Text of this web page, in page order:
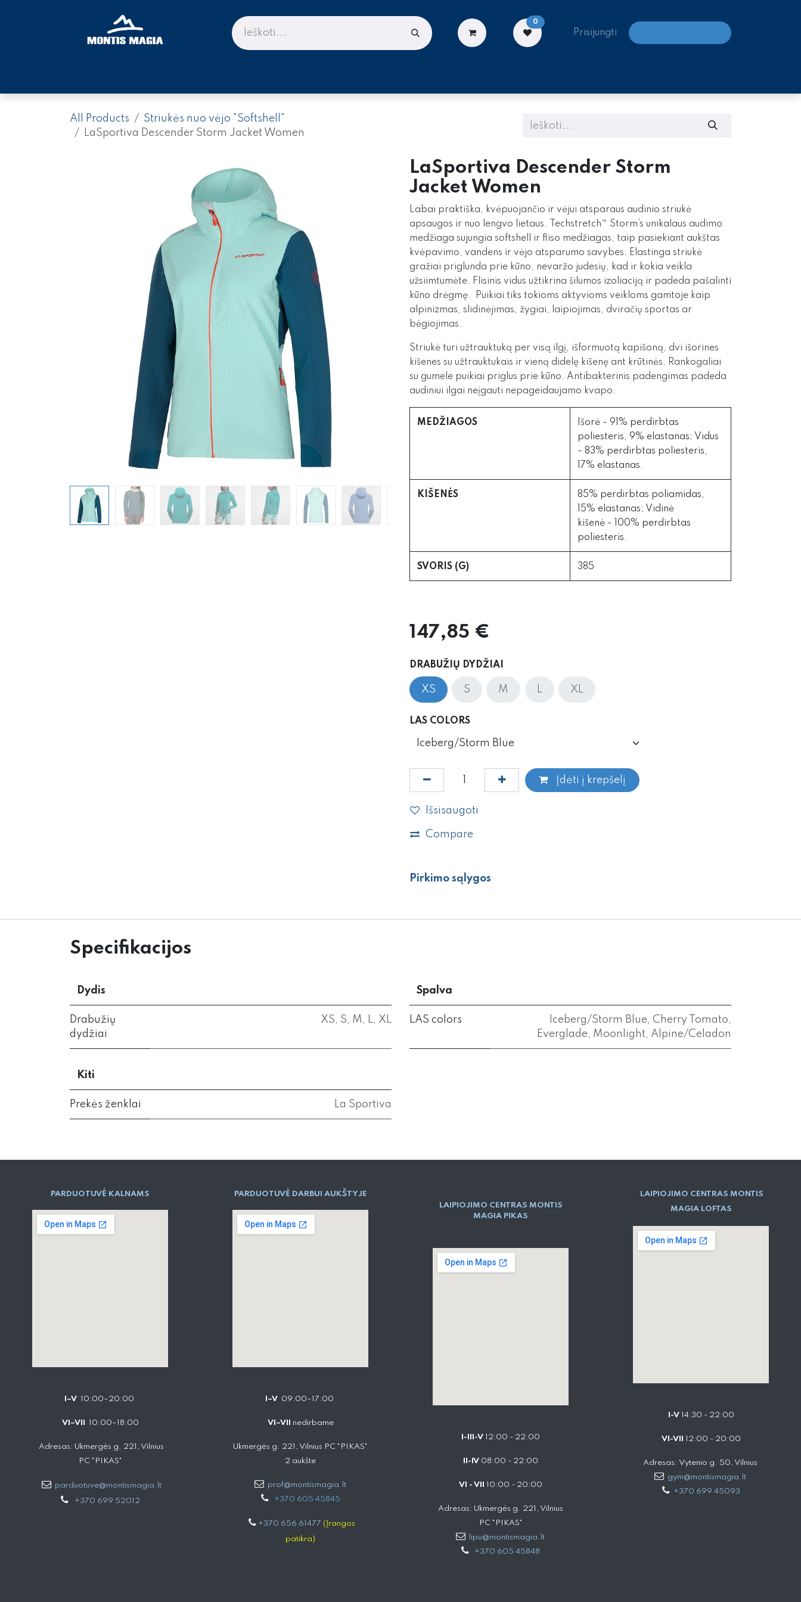
0
Prisijungti
All Products
Striukės nuo vėjo "Softshell"
LaSportiva Descender Storm Jacket Women
LaSportiva Descender Storm
Jacket Women
Labai praktiška, kvėpuojančio ir vėjui atsparaus audinio striukė
apsaugos ir nuo lengvo lietaus.
Techstretch™ Storm’s unikalaus audimo
medžiaga sujungia softshell ir fliso medžiagas, taip pasiekiant aukštas
kvėpavimo, vandens ir vėjo atsparumo savybes. E lastinga striukė
gražiai priglunda prie kūno, nevaržo judesių, kad ir kokia veikla
užsiimtumėte. Flisinis vidus užtikrina šilumos izoliaciją ir padeda pašalinti
kūno drėgmę.
Puikiai tiks tokioms aktyvioms veikloms gamtoje kaip
alpinizmas, slidinėjimas, žygiai, laipiojimas, dviračių sportas ar
bėgiojimas.
Striukė turi užtrauktuką per visą ilgį, išformuotą kapišoną, dvi išorines
kišenes su užtrauktukais ir vieną didelę kišenę ant krūtinės. Rankogaliai
su gumele puikiai priglus prie kūno. Antibakterinis padengimas padeda
audiniui ilgai neįgauti nepageidaujamo kvapo.
MEDŽIAGOS
Išorė - 91% perdirbtas
poliesteris, 9% elastanas; Vidus
- 83% perdirbtas poliesteris,
17% elastanas.
KIŠENĖS
85% perdirbtas poliamidas,
15% elastanas; Vidinė
kišenė - 100% perdirbtas
poliesteris.
SVORIS (G) 385
147,85 €
DRABUŽIŲ DYDŽIAI
XS S M L XL
LAS COLORS
Įdėti į krepšelį
Išsisaugoti
Compare
Pirkimo sąlygos
Specifikacijos
Dydis
Drabužių
dydžiai
XS, S, M , L, XL
Spalva
LAS colors Iceberg/Storm Blue, Cherry Tomato,
Everglade, Moonlight, Alpine/Celadon
Kiti
Prekės ženklai La Sportiva
PARD​UOTUVĖ​ KALNAMS
I–V 10:00–20:00
VI–VII 10:00–18:00
Adresas: Ukmergės g. 221, Vilnius
PC "PIKAS"
parduotuve@montismagia.lt
+370 699 52012
PARDUOTUVĖ DARBUI AUKŠTYJE
I–V 09:00–17:00
VI–VII nedirbame
Ukmergės g. 221, Vilnius PC "PIKAS"
2 aukšte
prof@montismagia.lt
+370 605 4584​5
+370 656 61477 (Įrangos
patikra)
LAIPIOJIMO CENTRAS MONTIS
MAGIA PIKAS
I-III-V 12:00 - 22:00
II-IV 08:00 - 22:00
VI - VII 10:00 - 20:00
Adresas: Ukmergės g. 221, Vilnius
PC "PIKAS"
lipu@montismagia.lt
+370 605 45848
LAIPIOJIMO CENTRAS MONTIS
MAGIA LOFTAS
I-V14:30 - 22:00
VI-VII 12:00 - 20:00
Adresas: Vytenio g. 50, Vilnius
gym@montismagia.lt
+370 699 45093